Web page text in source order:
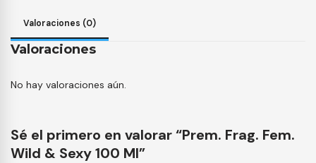
Valoraciones (0)
Valoraciones
No hay valoraciones aún.
Sé el primero en valorar “Prem. Frag. Fem.
Wild & Sexy 100 Ml”